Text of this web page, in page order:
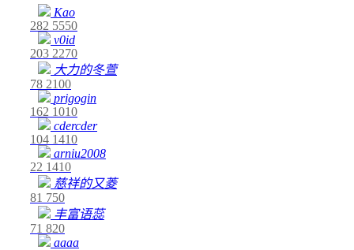
Kao
282 5550
v0id
203 2270
大力的冬萱
78 2100
prigogin
162 1010
cdercder
104 1410
arniu2008
22 1410
慈祥的又菱
81 750
丰富语蕊
71 820
aaaa